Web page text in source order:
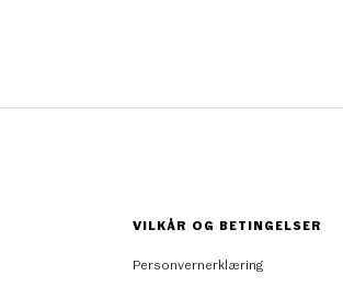
VILKÅR OG BETINGELSER
Personvernerklæring